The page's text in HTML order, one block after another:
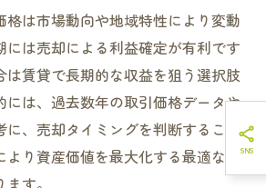
格は市場動向や地域特性により変動
には売却による利益確定が有利です
は賃貸で長期的な収益を狙う選択肢
には、過去数年の取引価格データや
に、売却タイミングを判断すること
り資産価値を最大化する最適な意
す。